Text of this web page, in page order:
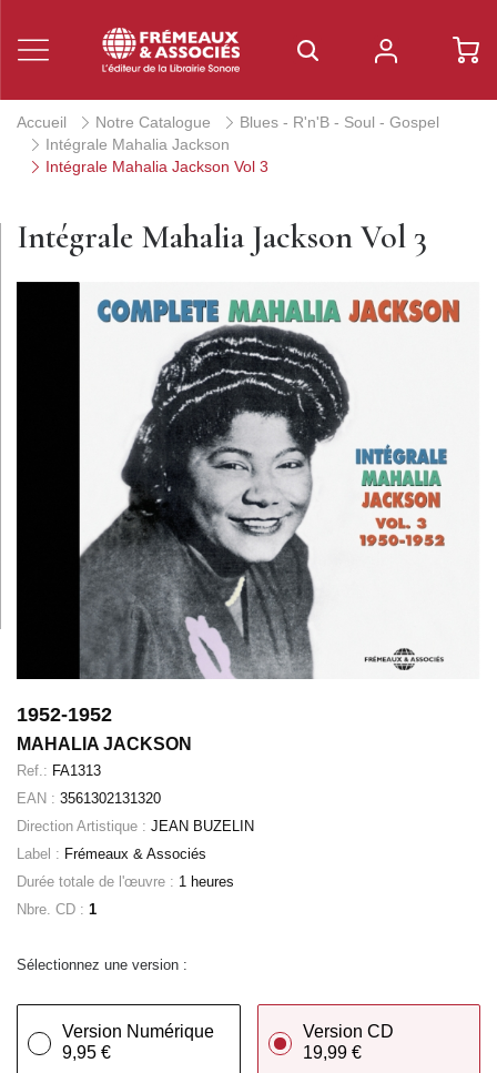
Accueil Notre Catalogue
Blues - R'n'B - Soul - Gospel
Intégrale Mahalia Jackson
Intégrale Mahalia Jackson Vol 3
Intégrale Mahalia Jackson Vol 3
1952-1952
MAHALIA JACKSON
Ref.: FA1313
EAN : 3561302131320
Direction Artistique : JEAN BUZELIN
Label : Frémeaux & Associés
Durée totale de l'œuvre : 1 heures
Nbre. CD : 1
Sélectionnez une version :
Version Numérique
9,95 €
Version CD
19,99 €